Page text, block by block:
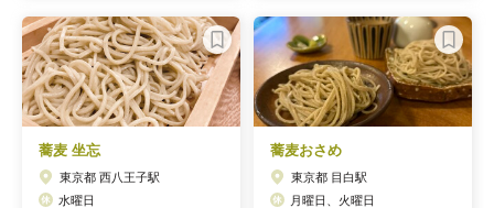
蕎麦 坐忘
東京都 西八王子駅
水曜日
蕎麦おさめ
東京都 目白駅
月曜日、火曜日